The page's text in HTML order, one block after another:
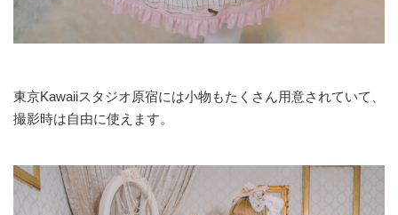
東京Kawaiiスタジオ原宿には小物もたくさん用意されていて、
撮影時は自由に使えます。